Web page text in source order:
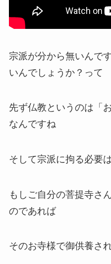
宗派が分から無いんで
いんでしょうか？って
先ず仏教というのは「
なんですね
そして宗派に拘る必要
もしご自分の菩提寺さ
のであれば
そのお寺様で御供養さ